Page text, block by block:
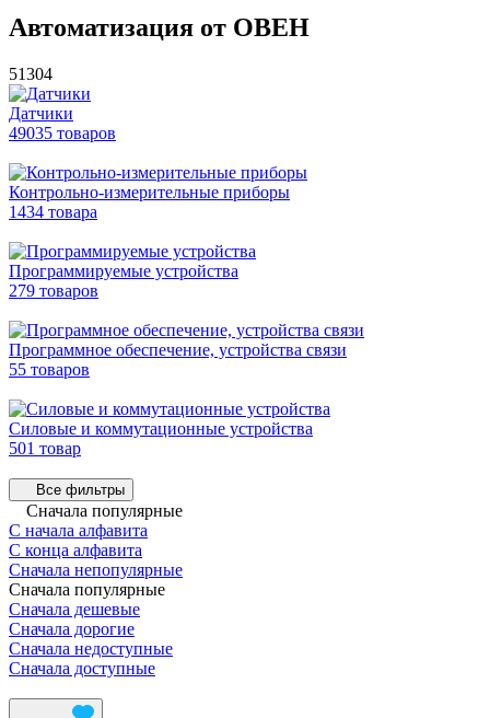
Автоматизация от ОВЕН
51304
Датчики
49035 товаров
Контрольно-измерительные приборы
1434 товара
Программируемые устройства
279 товаров
Программное обеспечение, устройства связи
55 товаров
Силовые и коммутационные устройства
501 товар
Все фильтры
Сначала популярные
С начала алфавита
С конца алфавита
Сначала непопулярные
Сначала популярные
Сначала дешевые
Сначала дорогие
Сначала недоступные
Сначала доступные